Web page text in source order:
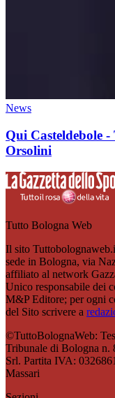
News
Qui Casteldebole
Orsolini
Tutto Bologna Web
Il sito
sede in Bologna, via
affiliato al network
Unico responsabile dei
M&P Editore; per ogni
del Sito scrivere a
©TuttoBolognaWeb:
Tribunale di Bologna n.
Srl. Partita IVA:
Massari